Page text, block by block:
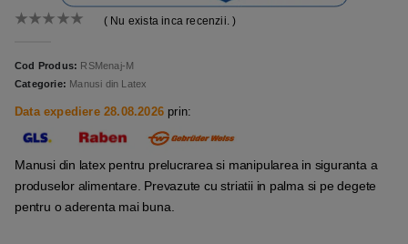
( Nu exista inca recenzii. )
Cod Produs: RSMenaj-M
Categorie: Manusi din Latex
Data expediere 28.08.2026 prin:
Manusi din latex pentru prelucrarea si manipularea in siguranta a
produselor alimentare. Prevazute cu striatii in palma si pe degete
pentru o aderenta mai buna.